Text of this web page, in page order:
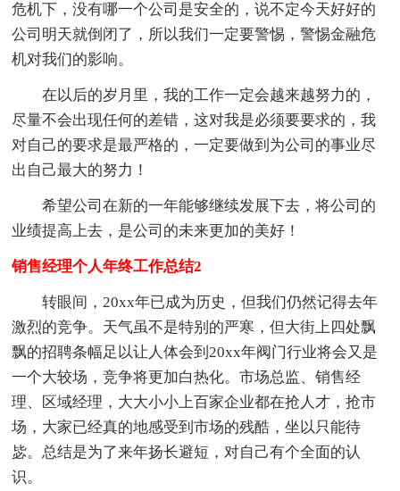
危机下，没有哪一个公司是安全的，说不定今天好好的
公司明天就倒闭了，所以我们一定要警惕，警惕金融危
机对我们的影响。
在以后的岁月里，我的工作一定会越来越努力的，
尽量不会出现任何的差错，这对我是必须要要求的，我
对自己的要求是最严格的，一定要做到为公司的事业尽
出自己最大的努力！
希望公司在新的一年能够继续发展下去，将公司的
业绩提高上去，是公司的未来更加的美好！
销售经理个人年终工作总结2
转眼间，20xx年已成为历史，但我们仍然记得去年
激烈的竞争。天气虽不是特别的严寒，但大街上四处飘
飘的招聘条幅足以让人体会到20xx年阀门行业将会又是
一个大较场，竞争将更加白热化。市场总监、销售经
理、区域经理，大大小小上百家企业都在抢人才，抢市
场，大家已经真的地感受到市场的残酷，坐以只能待
毖。总结是为了来年扬长避短，对自己有个全面的认
识。